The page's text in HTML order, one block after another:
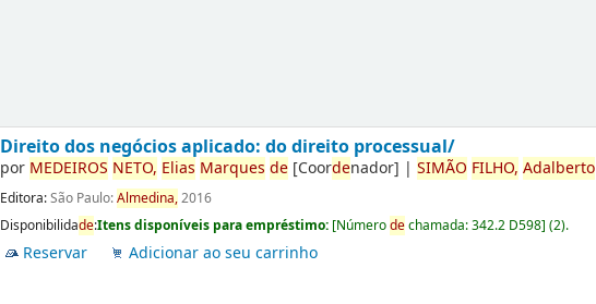
Direito dos negócios aplicado: do direito processual/
por MEDEIROS NETO, Elias Marques de [Coordenador] |SIMÃO FILHO, Adalberto
Editora:São Paulo:Almedina,2016
Disponibilidade:Itens disponíveis para empréstimo: [Númerodechamada:342.2 D598](2).
Reservar Adicionar ao seu carrinho